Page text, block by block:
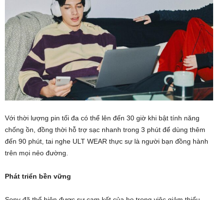
Với thời lượng pin tối đa có thể lên đến 30 giờ khi bật tính năng
chống ồn, đồng thời hỗ trợ sạc nhanh trong 3 phút để dùng thêm
đến 90 phút, tai nghe ULT WEAR thực sự là người bạn đồng hành
trên mọi nẻo đường.
Phát triển bền vững